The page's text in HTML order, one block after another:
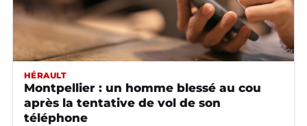
HÉRAULT
Montpellier : un homme blessé au cou
après la tentative de vol de son
téléphone